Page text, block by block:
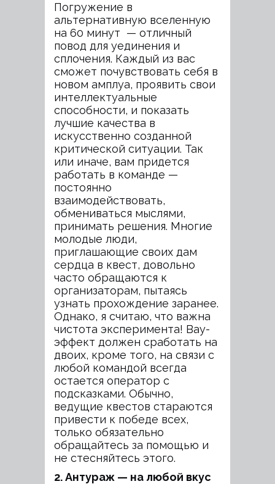
Погружение в
альтернативную вселенную
на 60 минут — отличный
повод для уединения и
сплочения. Каждый из вас
сможет почувствовать себя в
новом амплуа, проявить свои
интеллектуальные
способности, и показать
лучшие качества в
искусственно созданной
критической ситуации. Так
или иначе, вам придется
работать в команде —
постоянно
взаимодействовать,
обмениваться мыслями,
принимать решения. Многие
молодые люди,
приглашающие своих дам
сердца в квест, довольно
часто обращаются к
организаторам, пытаясь
узнать прохождение заранее.
Однако, я считаю, что важна
чистота эксперимента! Вау-
эффект должен сработать на
двоих, кроме того, на связи с
любой командой всегда
остается оператор с
подсказками. Обычно,
ведущие квестов стараются
привести к победе всех,
только обязательно
обращайтесь за помощью и
не стесняйтесь этого.
2. Антураж — на любой вкус